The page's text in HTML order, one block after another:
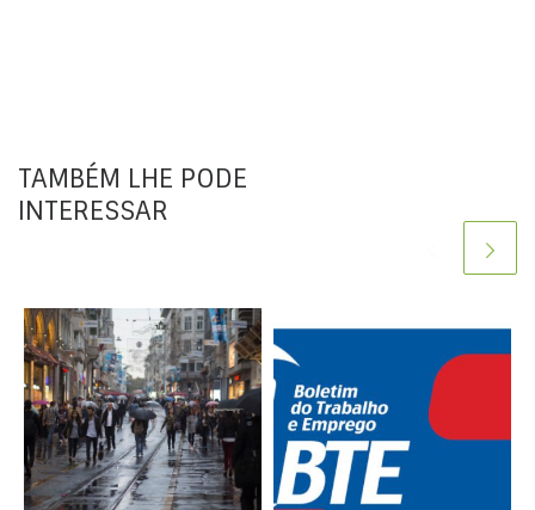
TAMBÉM LHE PODE
INTERESSAR